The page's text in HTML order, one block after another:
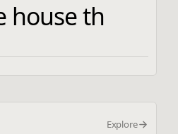
house th
Explore